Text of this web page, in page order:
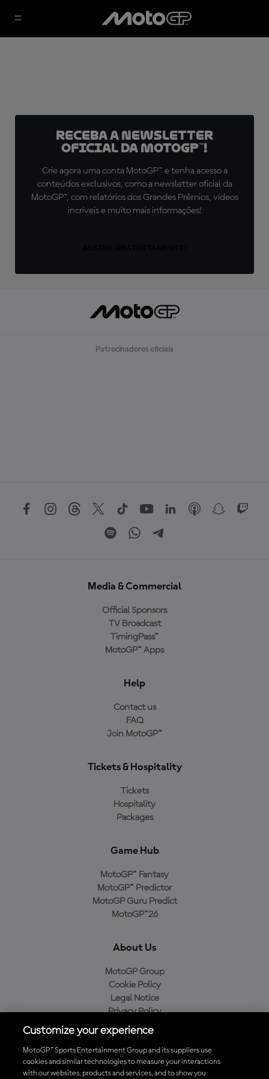
Receba a newsletter
oficial da MotoGP™!
Crie agora uma conta MotoGP™ e tenha acesso a
conteúdos exclusivos, como a newsletter oficial da
MotoGP™, com relatórios dos Grandes Prêmios, vídeos
incríveis e muito mais informações!
Patrocinadores oficiais
Media & Commercial
Official Sponsors
TV Broadcast
TimingPass™
MotoGP™ Apps
Help
Contact us
FAQ
Join MotoGP™
Tickets & Hospitality
Tickets
Hospitality
Packages
Game Hub
MotoGP™ Fantasy
MotoGP™ Predictor
MotoGP Guru Predict
MotoGP™26
About Us
MotoGP Group
Cookie Policy
Legal Notice
Privacy Policy
Purchase Policy
Baixe o aplicativo oficial da MotoGP™
Customize your experience
MotoGP™ Sports Entertainment Group and its suppliers use
cookies and similar technologies to measure your interactions
with our websites, products and services, and to show you